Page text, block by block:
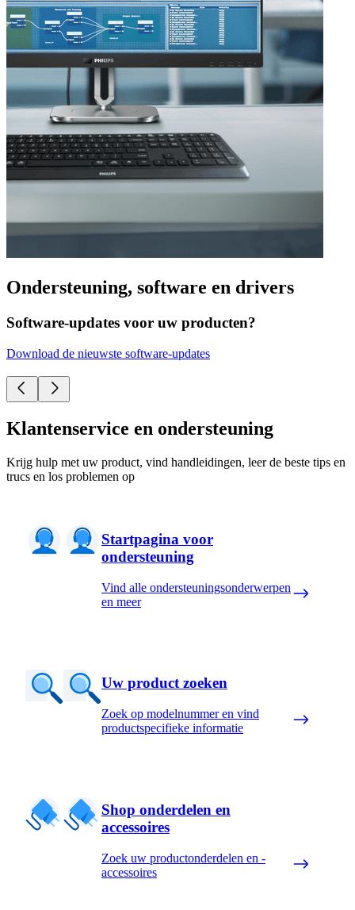
Ondersteuning, software en drivers
Software-updates voor uw producten?
Download de nieuwste software-updates
Klantenservice en ondersteuning
Krijg hulp met uw product, vind handleidingen, leer de beste tips en
trucs en los problemen op
Startpagina voor
ondersteuning
Vind alle ondersteuningsonderwerpen
en meer
Uw product zoeken
Zoek op modelnummer en vind
productspecifieke informatie
Shop onderdelen en
accessoires
Zoek uw productonderdelen en -
accessoires